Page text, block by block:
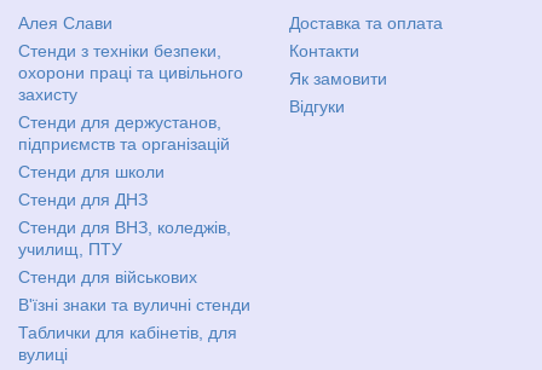
Алея Слави
Стенди з техніки безпеки,
охорони праці та цивільного
захисту
Стенди для держустанов,
підприємств та організацій
Стенди для школи
Стенди для ДНЗ
Стенди для ВНЗ, коледжів,
училищ, ПТУ
Стенди для військових
В'їзні знаки та вуличні стенди
Таблички для кабінетів, для
вулиці
Доставка та оплата
Контакти
Як замовити
Відгуки